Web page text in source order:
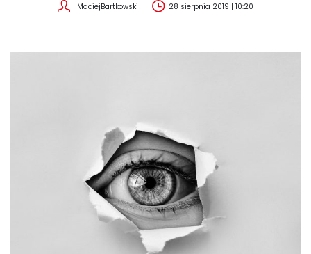
MaciejBartkowski 28 sierpnia 2019 | 10:20